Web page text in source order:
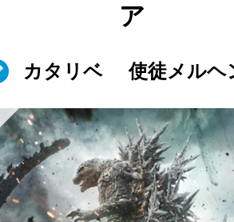
ア
カタリベ 使徒メルヘ